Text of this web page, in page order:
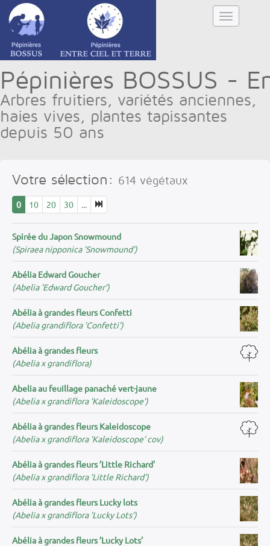
Pépinières BOSSUS -
Arbres fruitiers, variétés anciennes,
haies vives, plantes tapissantes
depuis 50 ans
Votre sélection: 614 végétaux
0 10 20 30
Spirée du Japon Snowmound
(Spiraea nipponica ’Snowmound’)
Abélia Edward Goucher
(Abelia ’Edward Goucher’)
Abélia à grandes fleurs Confetti
(Abelia grandiflora ’Confetti’)
Abélia à grandes fleurs
(Abelia x grandiflora)
Abelia au feuillage panaché vert-jaune
(Abelia x grandiflora ’Kaleidoscope’)
Abélia à grandes fleurs Kaleidoscope
(Abelia x grandiflora ’Kaleidoscope’ cov)
Abélia à grandes fleurs ’Little Richard’
(Abelia x grandiflora ’Little Richard’)
Abélia à grandes fleurs Lucky lots
(Abelia x grandiflora ’Lucky Lots’)
Abélia à grandes fleurs ’Lucky Lots’